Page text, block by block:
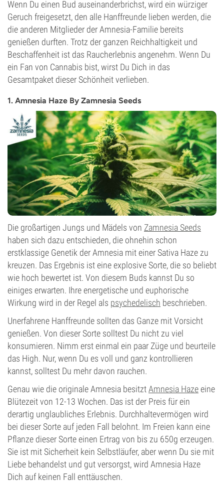
Wenn Du einen Bud auseinanderbrichst, wird ein würziger
Geruch freigesetzt, den alle Hanffreunde lieben werden, die
die anderen Mitglieder der Amnesia-Familie bereits
genießen durften. Trotz der ganzen Reichhaltigkeit und
Beschaffenheit ist das Raucherlebnis angenehm. Wenn Du
ein Fan von Cannabis bist, wirst Du Dich in das
Gesamtpaket dieser Schönheit verlieben.
1. Amnesia Haze By Zamnesia Seeds
Die großartigen Jungs und Mädels von Zamnesia Seeds
haben sich dazu entschieden, die ohnehin schon
erstklassige Genetik der Amnesia mit einer Sativa Haze zu
kreuzen. Das Ergebnis ist eine explosive Sorte, die so beliebt
wie hoch bewertet ist. Von diesem Buds kannst Du so
einiges erwarten. Ihre energetische und euphorische
Wirkung wird in der Regel als psychedelisch beschrieben.
Unerfahrene Hanffreunde sollten das Ganze mit Vorsicht
genießen. Von dieser Sorte solltest Du nicht zu viel
konsumieren. Nimm erst einmal ein paar Züge und beurteile
das High. Nur, wenn Du es voll und ganz kontrollieren
kannst, solltest Du mehr davon rauchen.
Genau wie die originale Amnesia besitztAmnesia Hazeeine
Blütezeit von 12-13 Wochen. Das ist der Preis für ein
derartig unglaubliches Erlebnis. Durchhaltevermögen wird
bei dieser Sorte auf jeden Fall belohnt. Im Freien kann eine
Pflanze dieser Sorte einen Ertrag von bis zu 650g erzeugen.
Sie ist mit Sicherheit kein Selbstläufer, aber wenn Du sie mit
Liebe behandelst und gut versorgst, wird Amnesia Haze
Dich auf keinen Fall enttäuschen.